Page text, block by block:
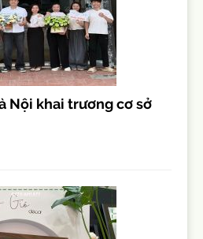
Nội khai trương cơ sở